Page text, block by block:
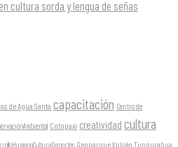
cultura sorda y lengua de señas
de Agua Santa capacitación Centro de
Cotopaxi creatividad cultura
Geoparque Volcán Tungurahua